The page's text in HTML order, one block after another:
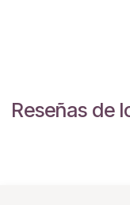
Reseñas de